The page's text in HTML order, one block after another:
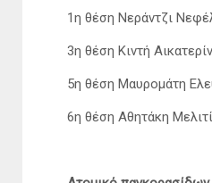
1η θέση Νεράντζι
3η θέση Κιντή
5η θέση Μαυρομάτη
6η θέση Αθητάκη